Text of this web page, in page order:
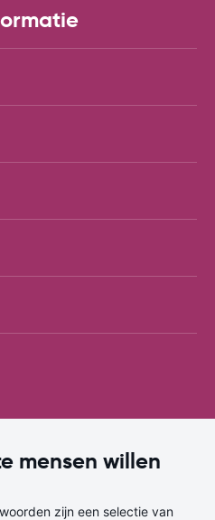
mensen willen
zijn een selectie van